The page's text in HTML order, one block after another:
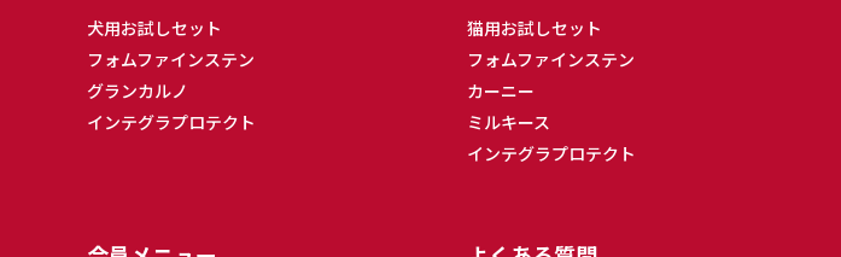
犬用お試しセット
フォムファインステン
グランカルノ
インテグラプロテクト
猫用お試しセット
フォムファインステン
カーニー
ミルキース
インテグラプロテクト